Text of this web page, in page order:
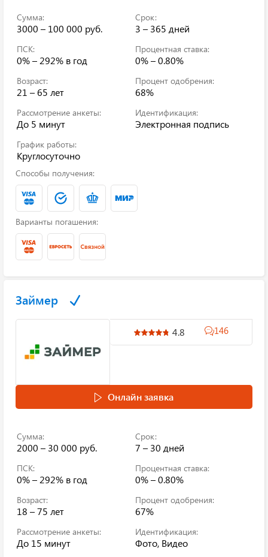
Сумма:
3000 – 100 000 руб.
Срок:
3 – 365 дней
ПСК:
0% – 292% в год
Процентная ставка:
0% – 0.80%
Возраст:
21 – 65 лет
Процент одобрения:
68%
Рассмотрение анкеты:
До 5 минут
Идентификация:
Электронная подпись
График работы:
Круглосуточно
Способы получения:
Варианты погашения:
Займер
4.8 146
Онлайн заявка
Сумма:
2000 – 30 000 руб.
Срок:
7 – 30 дней
ПСК:
0% – 292% в год
Процентная ставка:
0% – 0.80%
Возраст:
18 – 75 лет
Процент одобрения:
67%
Рассмотрение анкеты:
До 15 минут
Идентификация:
Фото, Видео